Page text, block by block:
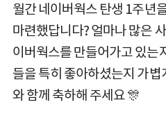
월간 네이버웍스 탄생 1주년
마련했답니다? 얼마나 많은
이버웍스를 만들어가고 있는
들을 특히 좋아하셨는지 가볍
와 함께 축하해 주세요🎊